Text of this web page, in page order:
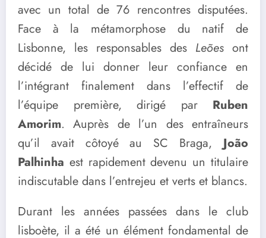
avec un total de 76 rencontres disputées.
Face à la métamorphose du natif de
Lisbonne, les responsables des Leões ont
décidé de lui donner leur confiance en
l’intégrant finalement dans l’effectif de
l’équipe première, dirigé par Ruben
Amorim. Auprès de l’un des entraîneurs
qu’il avait côtoyé au SC Braga,João
Palhinha est rapidement devenu un titulaire
indiscutable dans l’entrejeu et verts et blancs.
Durant les années passées dans le club
lisboète, il a été un élément fondamental de